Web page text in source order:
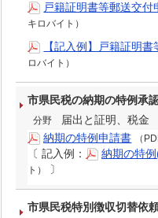
戸籍証明書等郵送交付
キロバイト）
【記入例】戸籍証明
ロバイト）
市県民税の納期の特例承
分野
届出と証明、税金
納期の特例申請書
（
〔記入例： 納期の特例
ト）
〕
市県民税特別徴収切替依